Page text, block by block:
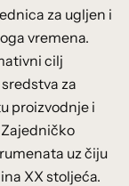
za ugljen i
vremena.
cilj
za
proizvodnje i
uz čiju
XX stoljeća.